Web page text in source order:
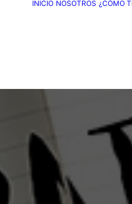
INICIO NOSOTROS ¿CÓMO